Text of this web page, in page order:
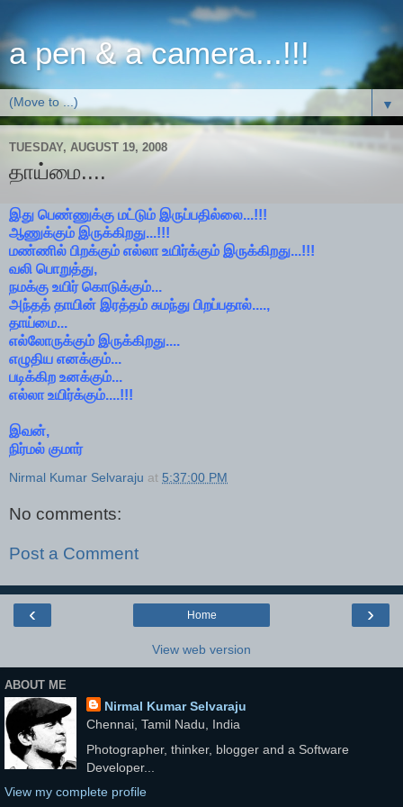
a pen & a camera...!!!
▼
TUESDAY, AUGUST 19, 2008
தாய்மை....
இது பெண்ணுக்கு மட்டும் இருப்பதில்லை...!!!
ஆணுக்கும் இருக்கிறது...!!!
மண்ணில் பிறக்கும் எல்லா உயிர்க்கும் இருக்கிறது...!!!
வலி பொறுத்து,
நமக்கு உயிர் கொடுக்கும்...
அந்தத் தாயின் இரத்தம் சுமந்து பிறப்பதால்....,
தாய்மை...
எல்லோருக்கும் இருக்கிறது....
எழுதிய எனக்கும்...
படிக்கிற உனக்கும்...
எல்லா உயிர்க்கும்....!!!
இவன்,
நிர்மல் குமார்
Nirmal Kumar Selvaraju at 5:37:00 PM
No comments:
Post a Comment
‹ ›
Home
View web version
ABOUT ME
Nirmal Kumar Selvaraju
Chennai, Tamil Nadu, India
Photographer, thinker, blogger and a Software
Developer...
View my complete profile